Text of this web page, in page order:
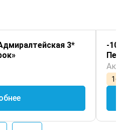
3*
-